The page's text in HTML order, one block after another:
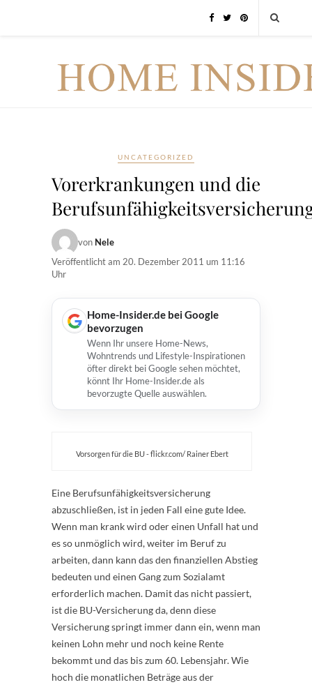
UNCATEGORIZED
Vorerkrankungen und die
von Nele
Veröffentlicht am 20. Dezember 2011 um 11:16
Uhr
Home-Insider.de bei Google
bevorzugen
Wenn Ihr unsere Home-News,
Wohntrends und Lifestyle-Inspirationen
öfter direkt bei Google sehen möchtet,
könnt Ihr Home-Insider.de als
bevorzugte Quelle auswählen.
Vorsorgen für die BU - flickr.com/ Rainer Ebert
Eine Berufsunfähigkeitsversicherung
abzuschließen, ist in jeden Fall eine gute Idee.
Wenn man krank wird oder einen Unfall hat und
es so unmöglich wird, weiter im Beruf zu
arbeiten, dann kann das den finanziellen Abstieg
bedeuten und einen Gang zum Sozialamt
erforderlich machen. Damit das nicht passiert,
ist die BU-Versicherung da, denn diese
Versicherung springt immer dann ein, wenn man
keinen Lohn mehr und noch keine Rente
bekommt und das bis zum 60. Lebensjahr. Wie
hoch die monatlichen Beträge aus der